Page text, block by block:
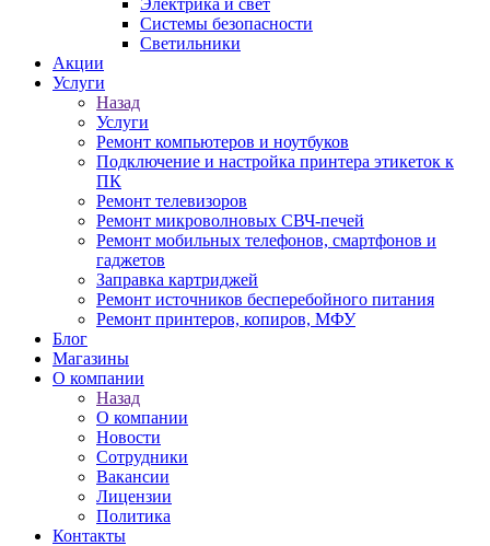
Электрика и свет
Системы безопасности
Светильники
Акции
Услуги
Назад
Услуги
Ремонт компьютеров и ноутбуков
Подключение и настройка принтера этикеток к
ПК
Ремонт телевизоров
Ремонт микроволновых СВЧ-печей
Ремонт мобильных телефонов, смартфонов и
гаджетов
Заправка картриджей
Ремонт источников бесперебойного питания
Ремонт принтеров, копиров, МФУ
Блог
Магазины
О компании
Назад
О компании
Новости
Сотрудники
Вакансии
Лицензии
Политика
Контакты